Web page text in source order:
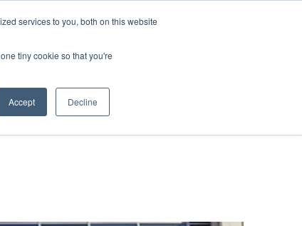
services to you, both on this website
tiny cookie so that you're
Accept Decline